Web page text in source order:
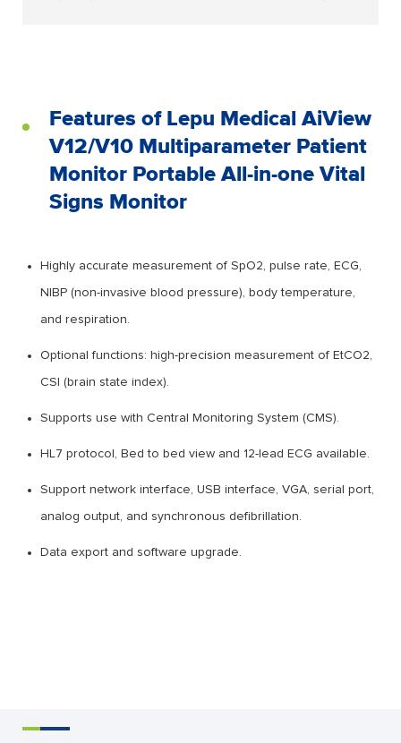
Features of Lepu Medical AiView
V12/V10 Multiparameter Patient
Monitor Portable All-in-one Vital
Signs Monitor
Highly accurate measurement of SpO2, pulse rate, ECG,
NIBP (non-invasive blood pressure), body temperature,
and respiration.
Optional functions: high-precision measurement of EtCO2,
CSI (brain state index).
Supports use with Central Monitoring System (CMS).
HL7 protocol, Bed to bed view and 12-lead ECG available.
Support network interface, USB interface, VGA, serial port,
analog output, and synchronous defibrillation.
Data export and software upgrade.